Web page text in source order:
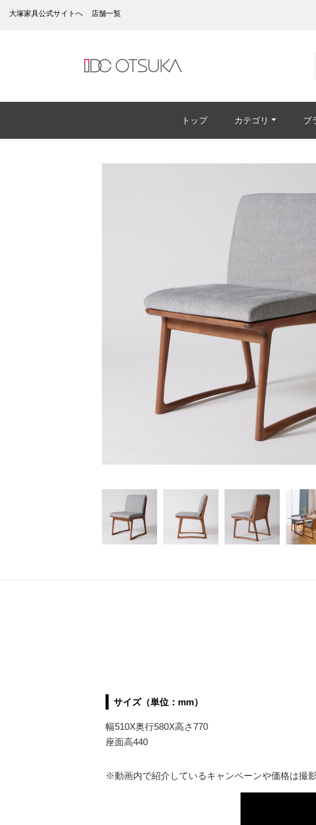
大塚家具公式サイトへ 店舗一覧
トップ カテゴリ ブ
サイズ（単位：mm）
幅510X奥行580X高さ770
座面高440
※動画内で紹介しているキャンペーンや価格は撮影